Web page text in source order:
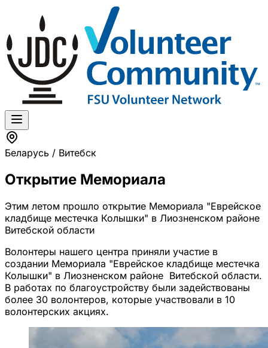
Беларусь / Витебск
Открытие Мемориала
Этим летом прошло открытие Мемориала "Еврейское
кладбище местечка Колышки" в Лиозненском районе
Витебской области
Волонтеры нашего центра приняли участие в
создании Мемориала "Еврейское кладбище местечка
Колышки" в Лиозненском районе Витебской области.
В работах по благоустройству были задействованы
более 30 волонтеров, которые участвовали в 10
волонтерских акциях.